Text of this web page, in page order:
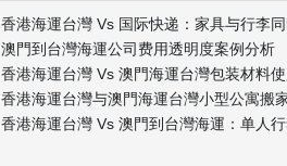
香港海運台灣 Vs 国际快递：家具与行李
澳門到台灣海運公司费用透明度案例分析
香港海運台灣 Vs 澳門海運台灣包装材料
香港海運台灣与澳門海運台灣小型公寓搬
香港海運台灣 Vs 澳門到台灣海運：单人